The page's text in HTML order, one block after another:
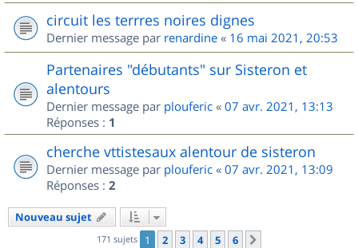
circuit les terrres noires dignes
Dernier message par renardine « 16 mai 2021, 20:53
Partenaires "débutants" sur Sisteron et
alentours
Dernier message par plouferic « 07 avr. 2021, 13:13
Réponses : 1
cherche vttistesaux alentour de sisteron
Dernier message par plouferic « 07 avr. 2021, 13:09
Réponses : 2
Nouveau sujet
171 sujets 1 2 3 4 5 6